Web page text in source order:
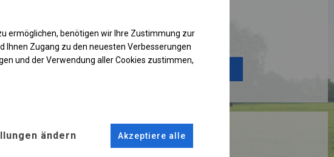
Einzelheiten ansehen
KONSTRUKTION
ermöglichen, benötigen wir Ihre Zustimmung zur
Ihnen Zugang zu den neuesten Verbesserungen
und der Verwendung aller Cookies zustimmen,
ändern Akzeptiere alle